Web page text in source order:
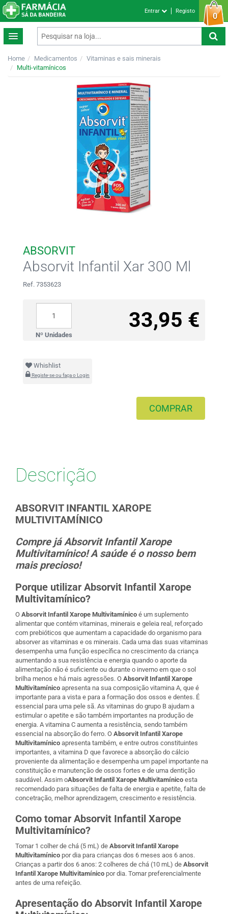
0
Entrar Registo
Home Medicamentos
Vitaminas e sais minerais
Multi-vitamínicos
ABSORVIT
Absorvit Infantil Xar 300 Ml
Ref. 7353623
33,95 €
Nº Unidades
Whishlist
Registe-se ou faça o Login
COMPRAR
Descrição
ABSORVIT INFANTIL XAROPE
MULTIVITAMÍNICO
Compre já Absorvit Infantil Xarope
Multivitamínico! A saúde é o nosso bem
mais precioso!
Porque utilizar Absorvit Infantil Xarope
Multivitamínico?
O Absorvit Infantil Xarope Multivitamínico é um suplemento
alimentar que contém vitaminas, minerais e geleia real, reforçado
com prebióticos que aumentam a capacidade do organismo para
absorver as vitaminas e os minerais. Cada uma das suas vitaminas
desempenha uma função específica no crescimento da criança
aumentando a sua resistência e energia quando o aporte da
alimentação não é suficiente ou durante o inverno em que o sol
brilha menos e há mais agressões. O Absorvit Infantil Xarope
Multivitamínico apresenta na sua composição vitamina A, que é
importante para a vista e para a formação dos ossos e dentes. É
essencial para uma pele sã. As vitaminas do grupo B ajudam a
estimular o apetite e são também importantes na produção de
energia. A vitamina C aumenta a resistência, sendo também
essencial na absorção do ferro. O Absorvit Infantil Xarope
Multivitamínico apresenta também, e entre outros constituintes
importantes, a vitamina D que favorece a absorção do cálcio
proveniente da alimentação e desempenha um papel importante na
constituição e manutenção de ossos fortes e de uma dentição
saudável. Assim oAbsorvit Infantil Xarope Multivitamínico esta
recomendado para situações de falta de energia e apetite, falta de
concetração, melhor aprendizagem, crescimento e resistência.
Como tomar Absorvit Infantil Xarope
Multivitamínico?
Tomar 1 colher de chá (5 mL) de Absorvit Infantil Xarope
Multivitamínico por dia para crianças dos 6 meses aos 6 anos.
Crianças a partir dos 6 anos: 2 colheres de chá (10 mL) de Absorvit
Infantil Xarope Multivitamínico por dia. Tomar preferencialmente
antes de uma refeição.
Apresentação do Absorvit Infantil Xarope